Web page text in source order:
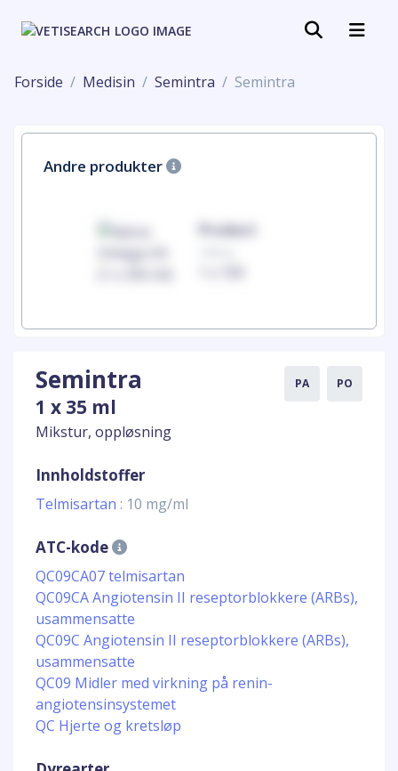
Forside Medisin Semintra Semintra
Andre produkter
Product
Semintra
1 x 35 ml
Mikstur, oppløsning
PA PO
Innholdstoffer
Telmisartan : 10 mg/ml
ATC-kode
QC09CA07 telmisartan
QC09CA Angiotensin II reseptorblokkere (ARBs),
usammensatte
QC09C Angiotensin II reseptorblokkere (ARBs),
usammensatte
QC09 Midler med virkning på renin-
angiotensinsystemet
QC Hjerte og kretsløp